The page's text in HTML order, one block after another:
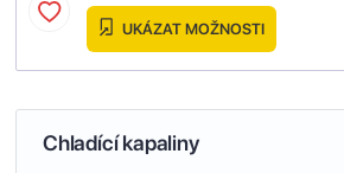
UKÁZAT MOŽNOSTI
Chladící kapaliny